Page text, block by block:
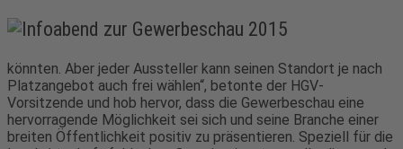
könnten. Aber jeder Aussteller kann seinen Standort je nach
Platzangebot auch frei wählen“, betonte der HGV-
Vorsitzende und hob hervor, dass die Gewerbeschau eine
hervorragende Möglichkeit sei sich und seine Branche einer
breiten Öffentlichkeit positiv zu präsentieren. Speziell für die